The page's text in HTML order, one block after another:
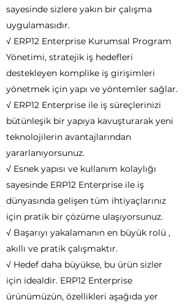
sayesinde sizlere yakın bir çalışma
uygulamasıdır.
√ ERP12 Enterprise Kurumsal Program
Yönetimi, stratejik iş hedefleri
destekleyen komplike iş girişimleri
yönetmek için yapı ve yöntemler sağlar.
√ ERP12 Enterprise ile iş süreçlerinizi
bütünleşik bir yapıya kavuşturarak yeni
teknolojilerin avantajlarından
yararlanıyorsunuz.
√ Esnek yapısı ve kullanım kolaylığı
sayesinde ERP12 Enterprise ile iş
dünyasında gelişen tüm ihtiyaçlarınız
için pratik bir çözüme ulaşıyorsunuz.
√ Başarıyı yakalamanın en büyük rolü ,
akıllı ve pratik çalışmaktır.
√ Hedef daha büyükse, bu ürün sizler
için idealdir. ERP12 Enterprise
ürünümüzün, özellikleri aşağıda yer